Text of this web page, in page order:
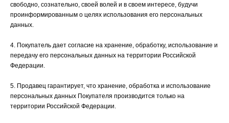
свободно, сознательно, своей волей и в своем интересе, будучи
проинформированным о целях использования его персональных
данных.
4. Покупатель дает согласие на хранение, обработку, использование и
передачу его персональных данных на территории Российской
Федерации.
5. Продавец гарантирует, что хранение, обработка и использование
персональных данных Покупателя производится только на
территории Российской Федерации.